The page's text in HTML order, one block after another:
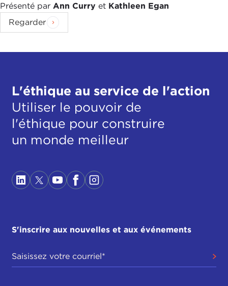
Présenté par Ann Curry et Kathleen Egan
Regarder
L'éthique au service de l'action
Utiliser le pouvoir de
l'éthique pour construire
un monde meilleur
S'inscrire aux nouvelles et aux événements